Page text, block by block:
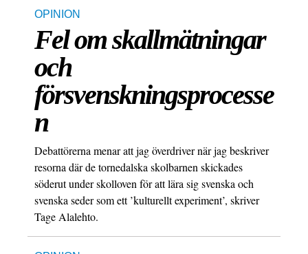
OPINION
Fel om skallmätningar
och
försvenskningsprocesse
n
Debattörerna menar att jag överdriver när jag beskriver
resorna där de tornedalska skolbarnen skickades
söderut under skolloven för att lära sig svenska och
svenska seder som ett ’kulturellt experiment’, skriver
Tage Alalehto.